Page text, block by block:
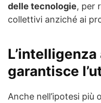
delle tecnologie, per
collettivi anziché ai
garantisce
Anche nell’ipotesi più